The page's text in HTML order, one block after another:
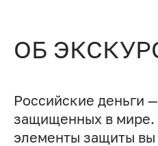
ОБ
Российские деньги
защищенных в мире.
элементы защиты